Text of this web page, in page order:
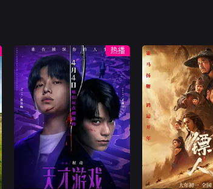
追杀的“沙漠之眼”。从阵亡战
友遗体的冒死寻回，到特战搭
档在敌后绝境中建立的生死信
任，从帕尔米拉多方混战格局
到战争无赢家的终局反思，五
集深度拆解现代局部战争中最
隐蔽的空地协同作战，撕开英
雄滤镜下的战争残酷真相。
闭环锁死所有逃生
官用士兵性命堆砌
到炊事官跨国倒
方阵地牟利，从
的精神崩溃到罗
荒诞，五集深度拆
幽默经典，揭露僵
体系对人性的极致
热播